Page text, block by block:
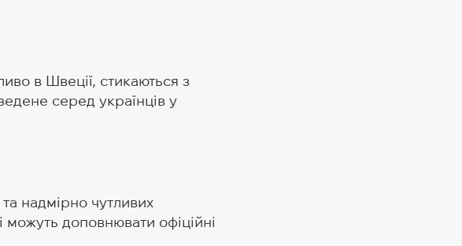
в Швеції, стикаються з
серед українців у
надмірно чутливих
можуть доповнювати офіційні